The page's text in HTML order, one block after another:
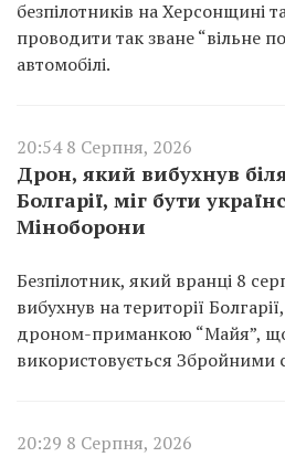
безпілотників на Херсонщині
проводити так зване “вільне
автомобілі.
20:54 8 Серпня, 2026
Дрон, який вибухнув
Болгарії, міг бути
Міноборони
Безпілотник, який вранці 8
вибухнув на території
дроном-приманкою “Майя”,
використовується Збройними
20:29 8 Серпня, 2026